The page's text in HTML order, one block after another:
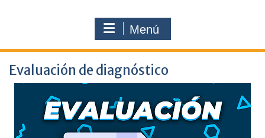
Menú
Evaluación de diagnóstico